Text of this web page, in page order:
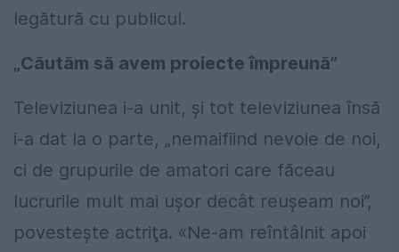
legătură cu publicul.
„Căutăm să avem proiecte împreună”
Televiziunea i-a unit, şi tot televiziunea însă
i-a dat la o parte, „nemaifiind nevoie de noi,
ci de grupurile de amatori care făceau
lucrurile mult mai uşor decât reuşeam noi”,
povesteşte actriţa. «Ne-am reîntâlnit apoi